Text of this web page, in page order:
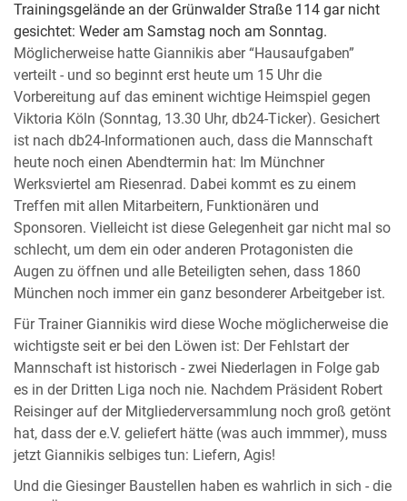
Trainingsgelände an der Grünwalder Straße 114 gar nicht
gesichtet: Weder am Samstag noch am Sonntag.
Möglicherweise hatte Giannikis aber “Hausaufgaben”
verteilt - und so beginnt erst heute um 15 Uhr die
Vorbereitung auf das eminent wichtige Heimspiel gegen
Viktoria Köln (Sonntag, 13.30 Uhr, db24-Ticker). Gesichert
ist nach db24-Informationen auch, dass die Mannschaft
heute noch einen Abendtermin hat: Im Münchner
Werksviertel am Riesenrad. Dabei kommt es zu einem
Treffen mit allen Mitarbeitern, Funktionären und
Sponsoren. Vielleicht ist diese Gelegenheit gar nicht mal so
schlecht, um dem ein oder anderen Protagonisten die
Augen zu öffnen und alle Beteiligten sehen, dass 1860
München noch immer ein ganz besonderer Arbeitgeber ist.
Für Trainer Giannikis wird diese Woche möglicherweise die
wichtigste seit er bei den Löwen ist: Der Fehlstart der
Mannschaft ist historisch - zwei Niederlagen in Folge gab
es in der Dritten Liga noch nie. Nachdem Präsident Robert
Reisinger auf der Mitgliederversammlung noch groß getönt
hat, dass der e.V. geliefert hätte (was auch immmer), muss
jetzt Giannikis selbiges tun: Liefern, Agis!
Und die Giesinger Baustellen haben es wahrlich in sich - die